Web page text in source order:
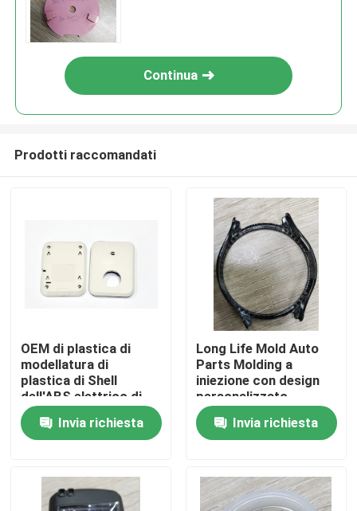
Casa
Continua
Prodotti raccomandati
OEM di plastica di
modellatura di
plastica di Shell
dell'ABS elettrico di
norma del DME
Invia richiesta
Long Life Mold Auto
Parts Molding a
iniezione con design
personalizzato
Invia richiesta